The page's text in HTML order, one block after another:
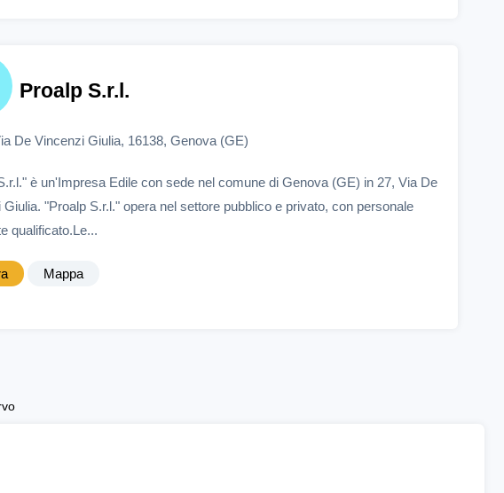
Proalp S.r.l.
De Vincenzi Giulia, 16138, Genova (GE)
è un'Impresa Edile con sede nel comune di Genova (GE) in 27, Via De
Giulia. "Proalp S.r.l." opera nel settore pubblico e privato, con personale
qualificato.Le...
Mappa